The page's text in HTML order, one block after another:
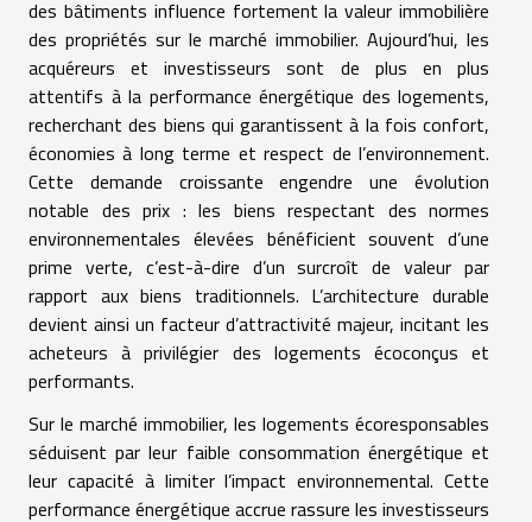
des bâtiments influence fortement la valeur immobilière
des propriétés sur le marché immobilier. Aujourd’hui, les
acquéreurs et investisseurs sont de plus en plus
attentifs à la performance énergétique des logements,
recherchant des biens qui garantissent à la fois confort,
économies à long terme et respect de l’environnement.
Cette demande croissante engendre une évolution
notable des prix : les biens respectant des normes
environnementales élevées bénéficient souvent d’une
prime verte, c’est-à-dire d’un surcroît de valeur par
rapport aux biens traditionnels. L’architecture durable
devient ainsi un facteur d’attractivité majeur, incitant les
acheteurs à privilégier des logements écoconçus et
performants.
Sur le marché immobilier, les logements écoresponsables
séduisent par leur faible consommation énergétique et
leur capacité à limiter l’impact environnemental. Cette
performance énergétique accrue rassure les investisseurs